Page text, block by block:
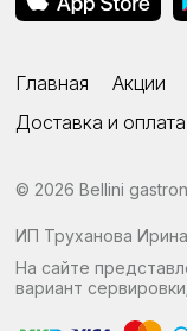
Главная Акции
Доставка и оплата
© 2026 Bellini
ИП Труханова
На сайте
вариант